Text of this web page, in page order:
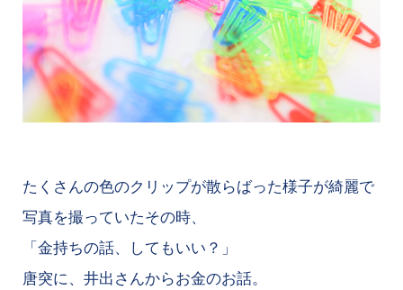
たくさんの色のクリップが散らばった様子が綺麗で
写真を撮っていたその時、
「金持ちの話、してもいい？」
唐突に、井出さんからお金のお話。